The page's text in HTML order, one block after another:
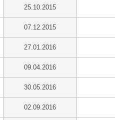
25.10.2015
07.12.2015
27.01.2016
09.04.2016
30.05.2016
02.09.2016